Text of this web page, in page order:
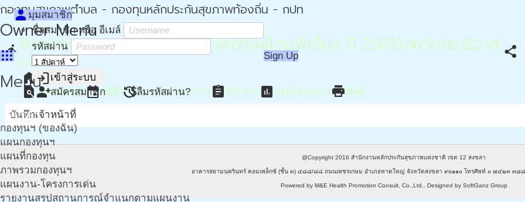
กองทุนสุขภาพตำบล - กองทุนหลักประกันสุขภาพท้องถิ่น - กปท
Owner Menu
apps
person มุมสมาชิก
ชื่อสมาชิก หรือ อีเมล์
รหัสผ่าน
loginเข้าสู่ระบบ
person_addสมัครสมาชิก restoreลืมรหัสผ่าน?
Sign Up
Menu
หน้าแรก
กองทุนฯ
กองทุนฯ (ของฉัน)
แผนกองทุนฯ
แผนที่กองทุน
ภาพรวมกองทุนฯ
แผนงาน-โครงการเด่น
รายงานสรุปสถานการณ์จำแนกตามแผนงาน
directions_runโครงการสนับสนุนกองทุนสุขภาพตำบลโดยพี่เลี้ยง ปี 2561จังหวัดนราธิวาส
สปสช. เขต 12
share
home หน้าหลัก
find_in_pageรายละเอียดeventปฏิทินattach_moneyการเงินโครงการassignment กิจกรรมassessment สรุปโครงการprintพิมพ์
บันทึกเจ้าหน้าที่
@Copyright 2016 สำนักงานหลักประกันสุขภาพแห่งชาติ เขต 12 สงขลา
อาคารสยามนครินทร์ คอมเพล็กซ์ (ชั้น ๓) ๔๘๘/๘๘ ถนนเพชรเกษม อำเภอหาดใหญ่ จังหวัดสงขลา ๙๐๑๑๐ โทรศัพท์ ๐ ๗๔๒๓ ๓
Powered by M&E Health Promotion Consult, Co.,Ltd. . Designed by SoftGanz Group